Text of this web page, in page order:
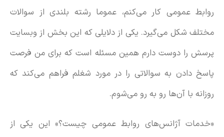
روابط عمومی کار می‌کنم، عموما رشته بلندی از سوالات
مختلف شکل می‌گیرد. یکی از دلایلی که این بخش از وبسایت
پرسش را دوست دارم همین مسئله است که برای من فرصت
پاسخ دادن به سوالاتی را در مورد شغلم فراهم می‌کند که
روزانه با آن‌ها رو به رو می‌شوم.
«خدمات آژانس‌های روابط عمومی چیست؟» این یکی از